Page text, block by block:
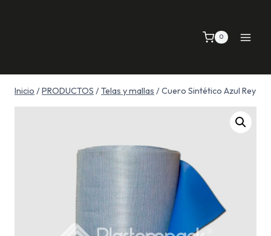
0
Inicio /PRODUCTOS /Telas y mallas /Cuero Sintético Azul Rey